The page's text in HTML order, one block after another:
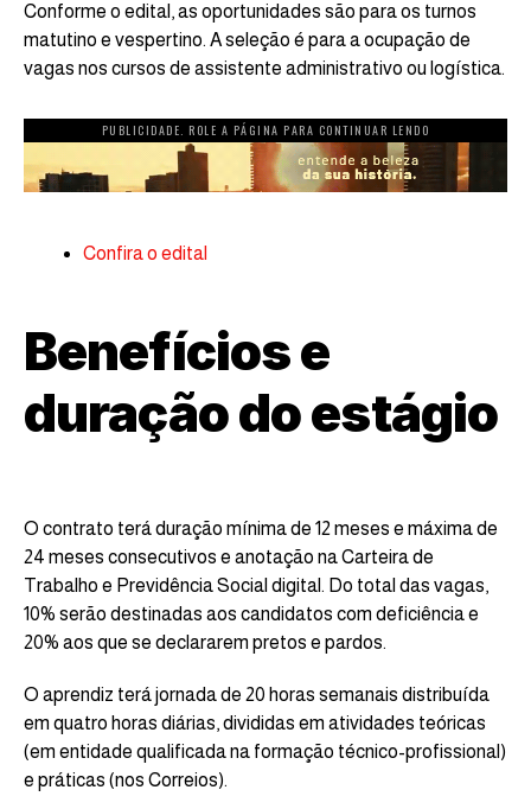
Conforme o edital, as oportunidades são para os turnos
matutino e vespertino. A seleção é para a ocupação de
vagas nos cursos de assistente administrativo ou logística.
PUBLICIDADE. ROLE A PÁGINA PARA CONTINUAR LENDO
Confira o edital
Benefícios e
duração do estágio
O contrato terá duração mínima de 12 meses e máxima de
24 meses consecutivos e anotação na Carteira de
Trabalho e Previdência Social digital. Do total das vagas,
10% serão destinadas aos candidatos com deficiência e
20% aos que se declararem pretos e pardos.
O aprendiz terá jornada de 20 horas semanais distribuída
em quatro horas diárias, divididas em atividades teóricas
(em entidade qualificada na formação técnico-profissional)
e práticas (nos Correios).